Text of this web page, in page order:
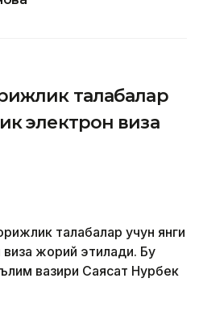
талабалар
электрон виза
талабалар учун янги
жорий этилади. Бу
вазири Саясат Нурбек